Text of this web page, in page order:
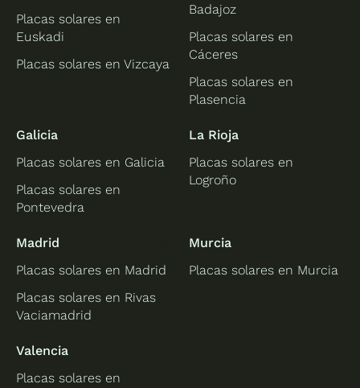
Placas solares en
Euskadi
Placas solares en Vizcaya
Badajoz
Placas solares en
Cáceres
Placas solares en
Plasencia
Galicia
Placas solares en Galicia
Placas solares en
Pontevedra
La Rioja
Placas solares en
Logroño
Madrid
Placas solares en Madrid
Placas solares en Rivas
Vaciamadrid
Murcia
Placas solares en Murcia
Valencia
Placas solares en